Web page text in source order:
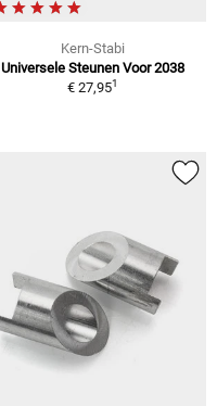
Kern-Stabi
Universele Steunen Voor 2038
€ 27,951